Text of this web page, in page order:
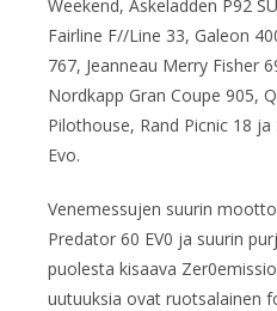
Weekend, Askeladden P92
Fairline F//Line 33, Galeon
767, Jeanneau Merry Fisher
Nordkapp Gran Coupe 905,
Pilothouse, Rand Picnic 18
Evo.
Venemessujen suurin
Predator 60 EV0 ja suurin
puolesta kisaava
uutuuksia ovat ruotsalainen